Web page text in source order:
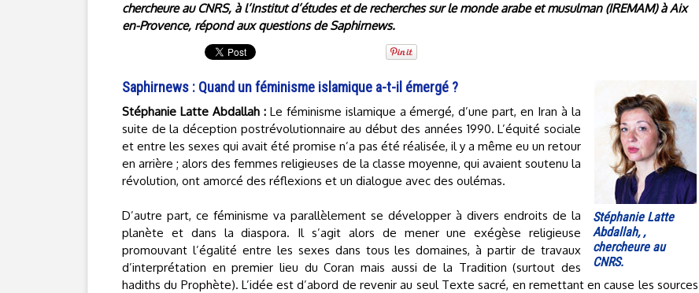
chercheure au CNRS, à l’Institut d’études et de recherches sur le monde arabe et musulman (IREMAM) à Aix
en-Provence, répond aux questions de Saphirnews.
Stéphanie Latte
Abdallah, ,
chercheure au
CNRS.
Saphirnews : Quand un féminisme islamique a-t-il émergé ?
Stéphanie Latte Abdallah :Le féminisme islamique a émergé, d’une part, en Iran à la
suite de la déception postrévolutionnaire au début des années 1990. L’équité sociale
et entre les sexes qui avait été promise n’a pas été réalisée, il y a même eu un retour
en arrière ; alors des femmes religieuses de la classe moyenne, qui avaient soutenu la
révolution, ont amorcé des réflexions et un dialogue avec des oulémas.
D’autre part, ce féminisme va parallèlement se développer à divers endroits de la
planète et dans la diaspora. Il s’agit alors de mener une exégèse religieuse
promouvant l’égalité entre les sexes dans tous les domaines, à partir de travaux
d’interprétation en premier lieu du Coran mais aussi de la Tradition (surtout des
hadiths du Prophète). L’idée est d’abord de revenir au seul Texte sacré, en remettant en cause les sources